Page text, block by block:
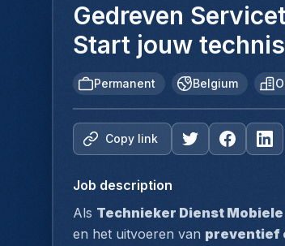
Gedreven
Start jouw
Permanent Belgium
Copy link
Job description
Als Technieker Dienst
en het uitvoeren van preventief